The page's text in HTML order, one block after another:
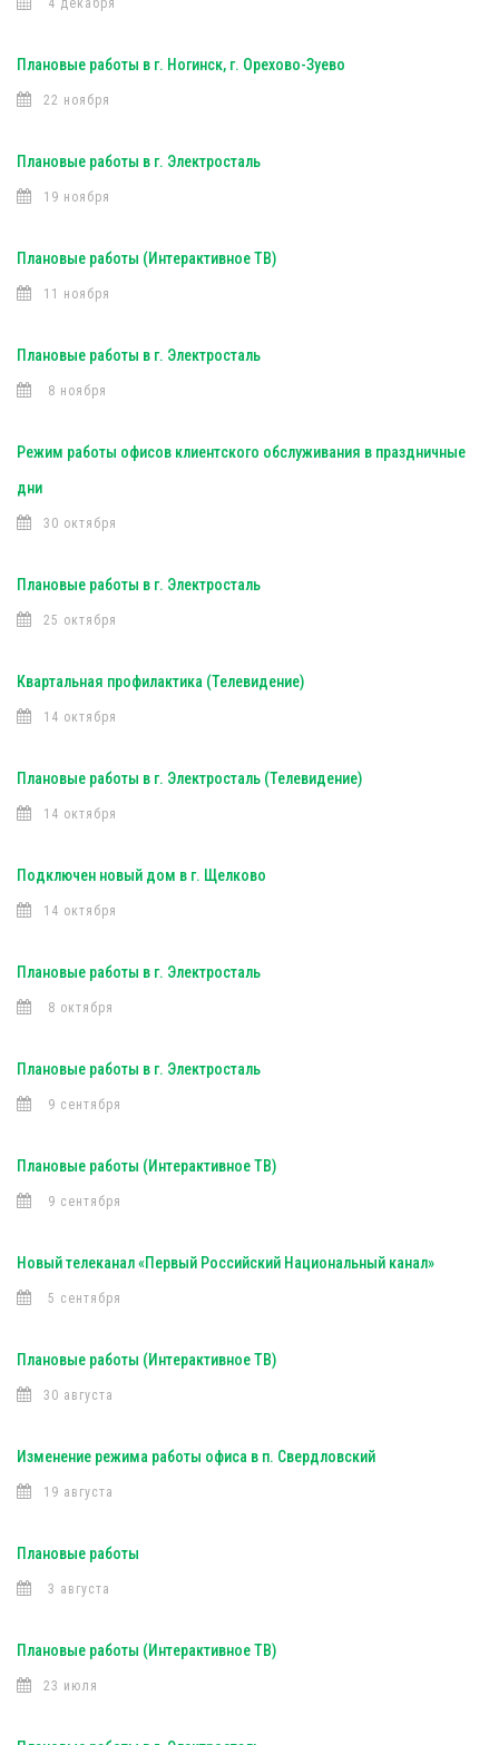
4 декабря
Плановые работы в г. Ногинск, г. Орехово-Зуево
22 ноября
Плановые работы в г. Электросталь
19 ноября
Плановые работы (Интерактивное ТВ)
11 ноября
Плановые работы в г. Электросталь
8 ноября
Режим работы офисов клиентского обслуживания в праздничные
дни
30 октября
Плановые работы в г. Электросталь
25 октября
Квартальная профилактика (Телевидение)
14 октября
Плановые работы в г. Электросталь (Телевидение)
14 октября
Подключен новый дом в г. Щелково
14 октября
Плановые работы в г. Электросталь
8 октября
Плановые работы в г. Электросталь
9 сентября
Плановые работы (Интерактивное ТВ)
9 сентября
Новый телеканал «Первый Российский Национальный канал»
5 сентября
Плановые работы (Интерактивное ТВ)
30 августа
Изменение режима работы офиса в п. Свердловский
19 августа
Плановые работы
3 августа
Плановые работы (Интерактивное ТВ)
23 июля